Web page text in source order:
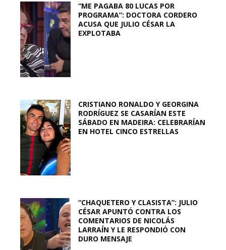
“ME PAGABA 80 LUCAS POR
PROGRAMA”: DOCTORA CORDERO
ACUSA QUE JULIO CÉSAR LA
EXPLOTABA
CRISTIANO RONALDO Y GEORGINA
RODRÍGUEZ SE CASARÍAN ESTE
SÁBADO EN MADEIRA: CELEBRARÍAN
EN HOTEL CINCO ESTRELLAS
“CHAQUETERO Y CLASISTA”: JULIO
CÉSAR APUNTÓ CONTRA LOS
COMENTARIOS DE NICOLÁS
LARRAÍN Y LE RESPONDIÓ CON
DURO MENSAJE